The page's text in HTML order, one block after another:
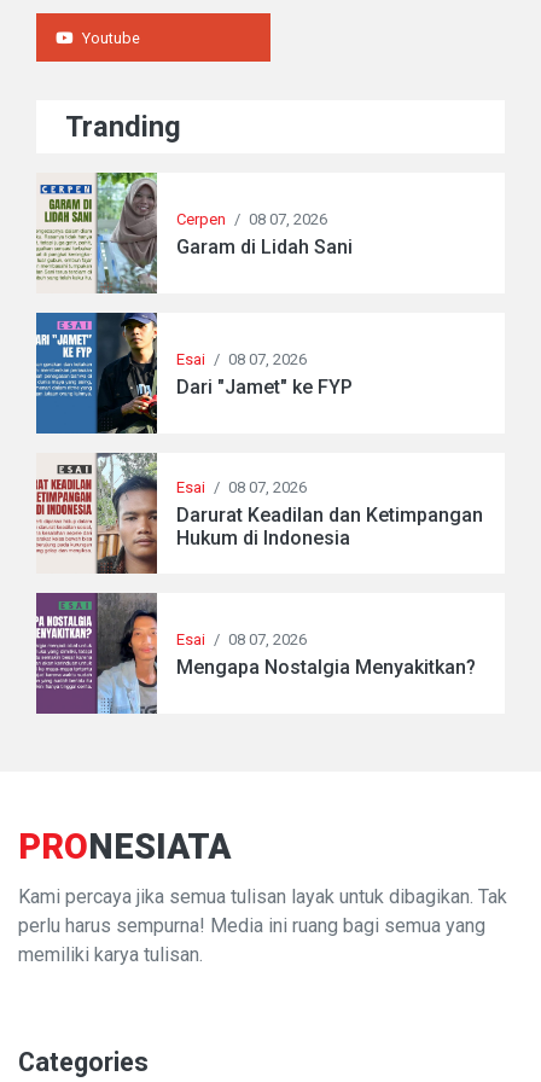
Youtube
Tranding
Cerpen / 08 07, 2026
Garam di Lidah Sani
Esai / 08 07, 2026
Dari "Jamet" ke FYP
Esai / 08 07, 2026
Darurat Keadilan dan Ketimpangan
Hukum di Indonesia
Esai / 08 07, 2026
Mengapa Nostalgia Menyakitkan?
PRONESIATA
Kami percaya jika semua tulisan layak untuk dibagikan. Tak
perlu harus sempurna! Media ini ruang bagi semua yang
memiliki karya tulisan.
Categories